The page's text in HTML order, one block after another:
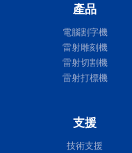
產品
電腦割字機
雷射雕刻機
雷射切割機
雷射打標機
支援
技術支援